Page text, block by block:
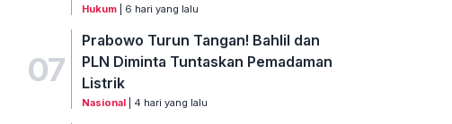
Hukum | 6 hari yang lalu
07
Prabowo Turun Tangan! Bahlil dan
PLN Diminta Tuntaskan Pemadaman
Listrik
Nasional | 4 hari yang lalu